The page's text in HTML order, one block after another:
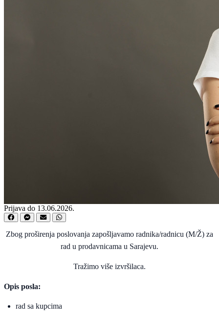
Prijava do 13.06.2026.
Zbog proširenja poslovanja zapošljavamo radnika/radnicu (M/Ž) za
rad u prodavnicama u Sarajevu.
Tražimo više izvršilaca.
Opis posla:
rad sa kupcima